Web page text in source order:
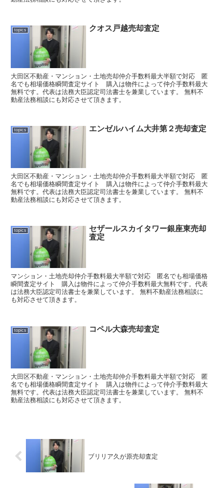
topics クオス戸越売却査定
大田区不動産・マンション・土地売却仲介手数料最大半額で対応 匿
名でも相場価格瞬間査定サイト 購入は物件によって仲介手数料最大
無料です。代表は法務大臣認定司法書士を兼業しています。 無料不
動産法務相談にも対応させて頂きます。
topics エンゼルハイム大井第２売却査定
大田区不動産・マンション・土地売却仲介手数料最大半額で対応 匿
名でも相場価格瞬間査定サイト 購入は物件によって仲介手数料最大
無料です。代表は法務大臣認定司法書士を兼業しています。 無料不
動産法務相談にも対応させて頂きます。
topics
セザールスカイタワー銀座東売却
査定
マンション・土地売却仲介手数料最大半額で対応 匿名でも相場価格
瞬間査定サイト 購入は物件によって仲介手数料最大無料です。代表
は法務大臣認定司法書士を兼業しています。 無料不動産法務相談に
も対応させて頂きます。
topics コペル大森売却査定
大田区不動産・マンション・土地売却仲介手数料最大半額で対応 匿
名でも相場価格瞬間査定サイト 購入は物件によって仲介手数料最大
無料です。代表は法務大臣認定司法書士を兼業しています。 無料不
動産法務相談にも対応させて頂きます。
ブリリア久が原売却査定